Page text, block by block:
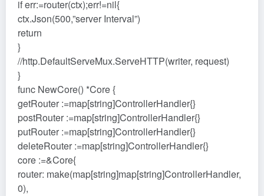
if err:=router(ctx);err!=nil{
ctx.Json(500,”server Interval”)
return
}
//http.DefaultServeMux.ServeHTTP(writer, request)
}
func NewCore() *Core {
getRouter :=map[string]ControllerHandler{}
postRouter :=map[string]ControllerHandler{}
putRouter :=map[string]ControllerHandler{}
deleteRouter :=map[string]ControllerHandler{}
core :=&Core{
router: make(map[string]map[string]ControllerHandler,
0),